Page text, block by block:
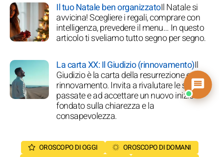
Il tuo Natale ben organizzatoIl Natale si
avvicina! Scegliere i regali, comprare con
intelligenza, prevedere il menu… In questo
articolo ti sveliamo tutto segno per segno.
La carta XX: Il Giudizio (rinnovamento)Il
Giudizio è la carta della resurrezione e del
rinnovamento. Invita a rivalutare le scelte
passate e ad accettare un nuovo inizio
fondato sulla chiarezza e la
consapevolezza.
OROSCOPO DI OGGI
OROSCOPO DI DOMANI